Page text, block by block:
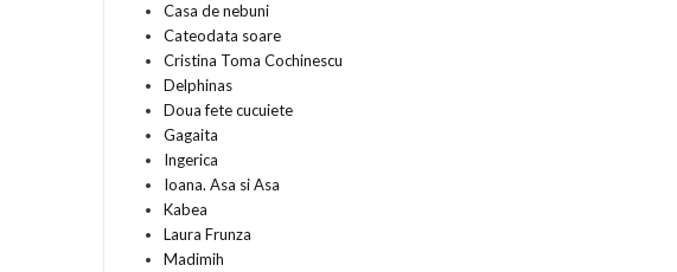
Casa de nebuni
Cateodata soare
Cristina Toma Cochinescu
Delphinas
Doua fete cucuiete
Gagaita
Ingerica
Ioana. Asa si Asa
Kabea
Laura Frunza
Madimih